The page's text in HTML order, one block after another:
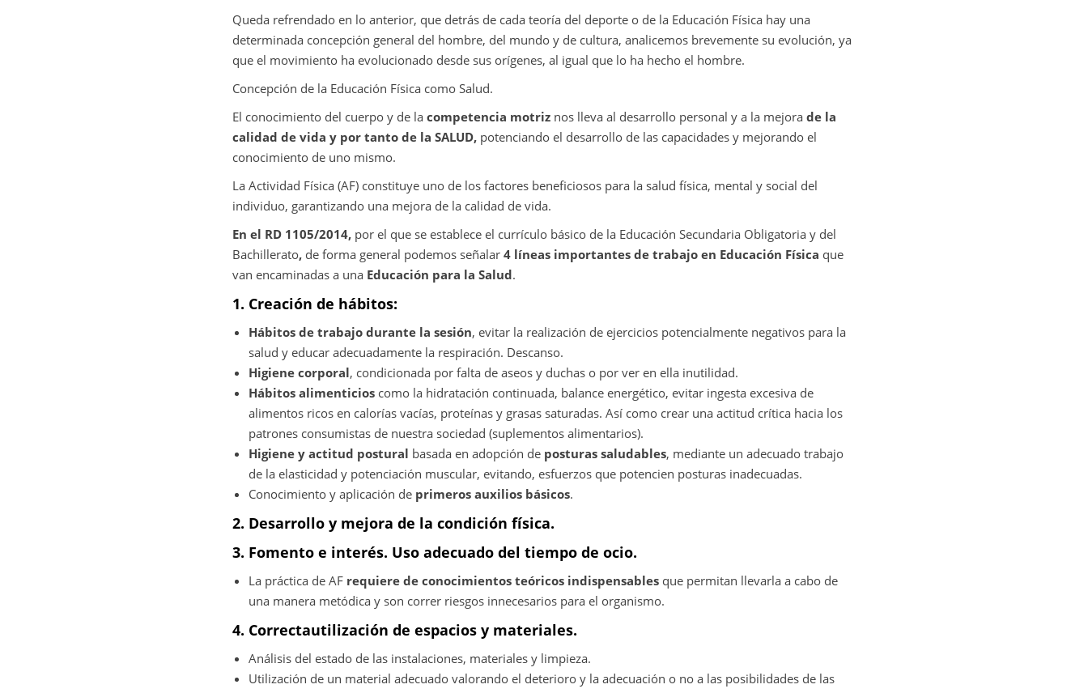
Queda refrendado en lo anterior, que detrás de cada teoría del deporte o de la Educación Física hay una
determinada concepción general del hombre, del mundo y de cultura, analicemos brevemente su evolución, ya
que el movimiento ha evolucionado desde sus orígenes, al igual que lo ha hecho el hombre.
Concepción de la Educación Física como Salud.
El conocimiento del cuerpo y de la competencia motriz nos lleva al desarrollo personal y a la mejora de la
calidad de vida y por tanto de la SALUD, potenciando el desarrollo de las capacidades y mejorando el
conocimiento de uno mismo.
La Actividad Física (AF) constituye uno de los factores beneficiosos para la salud física, mental y social del
individuo, garantizando una mejora de la calidad de vida.
En el RD 1105/2014, por el que se establece el currículo básico de la Educación Secundaria Obligatoria y del
Bachillerato, de forma general podemos señalar 4 líneas importantes de trabajo en Educación Física que
van encaminadas a una Educación para la Salud.
1. Creación de hábitos:
Hábitos de trabajo durante la sesión, evitar la realización de ejercicios potencialmente negativos para la
salud y educar adecuadamente la respiración. Descanso.
Higiene corporal, condicionada por falta de aseos y duchas o por ver en ella inutilidad.
Hábitos alimenticios como la hidratación continuada, balance energético, evitar ingesta excesiva de
alimentos ricos en calorías vacías, proteínas y grasas saturadas. Así como crear una actitud crítica hacia los
patrones consumistas de nuestra sociedad (suplementos alimentarios).
Higiene y actitud postural basada en adopción de posturas saludables, mediante un adecuado trabajo
de la elasticidad y potenciación muscular, evitando, esfuerzos que potencien posturas inadecuadas.
Conocimiento y aplicación de primeros auxilios básicos.
2. Desarrollo y mejora de la condición física.
3. Fomento e interés. Uso adecuado del tiempo de ocio.
La práctica de AF requiere de conocimientos teóricos indispensables que permitan llevarla a cabo de
una manera metódica y son correr riesgos innecesarios para el organismo.
4. Correctautilización de espacios y materiales.
Análisis del estado de las instalaciones, materiales y limpieza.
Utilización de un material adecuado valorando el deterioro y la adecuación o no a las posibilidades de las